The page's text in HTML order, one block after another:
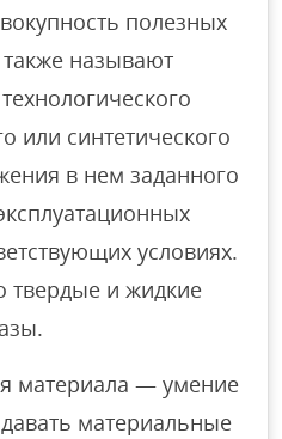
полезных
называют
или синтетического
в нем заданного
условиях.
твердые и жидкие
материала — умение
материальные